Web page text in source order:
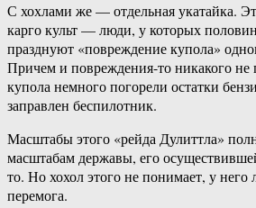
С хохлами же — отдельная укатайка.
карго культ — люди, у которых
празднуют «повреждение купола»
Причем и повреждения-то никакого не
купола немного погорели остатки
заправлен беспилотник.
Масштабы этого «рейда Дулиттла»
масштабам державы, его
то. Но хохол этого не понимает, у
перемога.